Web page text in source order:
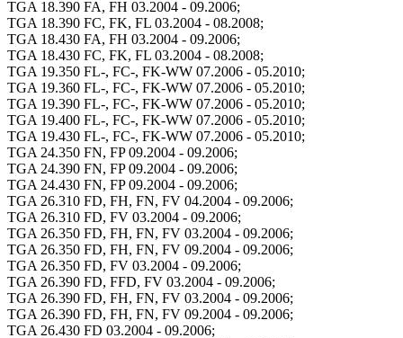
TGA 18.390 FA, FH 03.2004 - 09.2006;
TGA 18.390 FC, FK, FL 03.2004 - 08.2008;
TGA 18.430 FA, FH 03.2004 - 09.2006;
TGA 18.430 FC, FK, FL 03.2004 - 08.2008;
TGA 19.350 FL-, FC-, FK-WW 07.2006 - 05.2010;
TGA 19.360 FL-, FC-, FK-WW 07.2006 - 05.2010;
TGA 19.390 FL-, FC-, FK-WW 07.2006 - 05.2010;
TGA 19.400 FL-, FC-, FK-WW 07.2006 - 05.2010;
TGA 19.430 FL-, FC-, FK-WW 07.2006 - 05.2010;
TGA 24.350 FN, FP 09.2004 - 09.2006;
TGA 24.390 FN, FP 09.2004 - 09.2006;
TGA 24.430 FN, FP 09.2004 - 09.2006;
TGA 26.310 FD, FH, FN, FV 04.2004 - 09.2006;
TGA 26.310 FD, FV 03.2004 - 09.2006;
TGA 26.350 FD, FH, FN, FV 03.2004 - 09.2006;
TGA 26.350 FD, FH, FN, FV 09.2004 - 09.2006;
TGA 26.350 FD, FV 03.2004 - 09.2006;
TGA 26.390 FD, FFD, FV 03.2004 - 09.2006;
TGA 26.390 FD, FH, FN, FV 03.2004 - 09.2006;
TGA 26.390 FD, FH, FN, FV 09.2004 - 09.2006;
TGA 26.430 FD 03.2004 - 09.2006;